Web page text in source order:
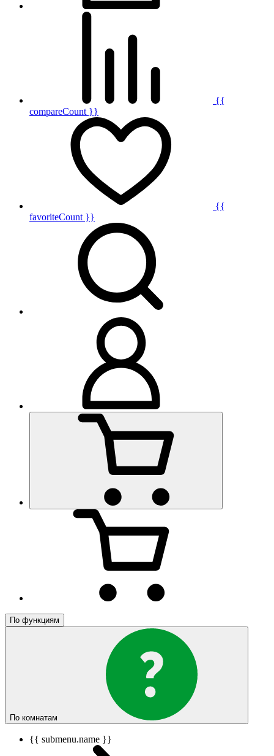
{{
compareCount }}
{{
favoriteCount }}
По функциям
По комнатам
{{ submenu.name }}